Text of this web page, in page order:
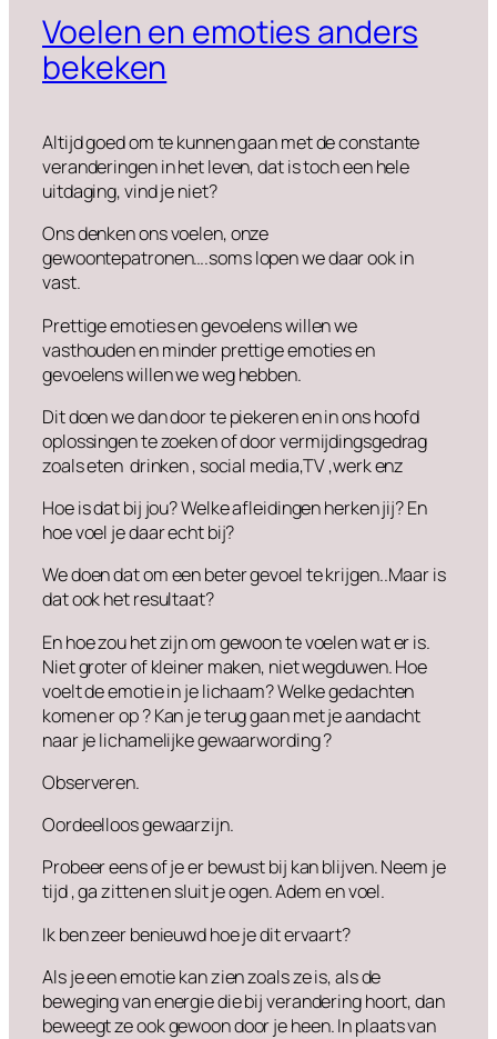
Voelen en emoties anders
bekeken
Altijd goed om te kunnen gaan met de constante
veranderingen in het leven, dat is toch een hele
uitdaging, vind je niet?
Ons denken ons voelen, onze
gewoontepatronen….soms lopen we daar ook in
vast.
Prettige emoties en gevoelens willen we
vasthouden en minder prettige emoties en
gevoelens willen we weg hebben.
Dit doen we dan door te piekeren en in ons hoofd
oplossingen te zoeken of door vermijdingsgedrag
zoals eten drinken , social media,TV ,werk enz
Hoe is dat bij jou? Welke afleidingen herken jij? En
hoe voel je daar echt bij?
We doen dat om een beter gevoel te krijgen..Maar is
dat ook het resultaat?
En hoe zou het zijn om gewoon te voelen wat er is.
Niet groter of kleiner maken, niet wegduwen. Hoe
voelt de emotie in je lichaam? Welke gedachten
komen er op ? Kan je terug gaan met je aandacht
naar je lichamelijke gewaarwording ?
Observeren.
Oordeelloos gewaarzijn.
Probeer eens of je er bewust bij kan blijven. Neem je
tijd , ga zitten en sluit je ogen. Adem en voel.
Ik ben zeer benieuwd hoe je dit ervaart?
Als je een emotie kan zien zoals ze is, als de
beweging van energie die bij verandering hoort, dan
beweegt ze ook gewoon door je heen. In plaats van